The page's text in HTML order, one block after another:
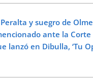
y suegro de
ante la
lanzó en Dibulla,